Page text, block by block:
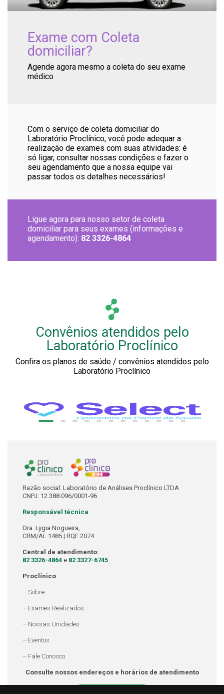
Exame com Coleta
domiciliar?
Agende agora mesmo a coleta do seu exame
médico
Com o serviço de coleta domiciliar do
Laboratório Proclínico, você pode adequar a
realização de exames com suas atividades: é
só ligar, consultar nossas condições e fazer o
seu agendamento que a nossa equipe vai
passar todos os detalhes necessários!
Ligue agora para nosso setor de coleta
domiciliar para seus exames (informações e
agendamento): 82 3326-4864
Convênios atendidos pelo
Laboratório Proclínico
Confira os planos de saúde / convênios atendidos pelo
Laboratório Proclínico
Razão social: Laboratório de Análises Proclínico LTDA
CNPJ: 12.388.096/0001-96
Responsável técnica
Dra. Lygia Nogueira,
CRM/AL 1485 | RQE 2074
Central de atendimento:
82 3326-4864 e 82 3327-6745
Proclínico
– Sobre
– Exames Realizados
– Nossas Unidades
– Eventos
– Fale Conosco
Consulte nossos endereços e horários de atendimento